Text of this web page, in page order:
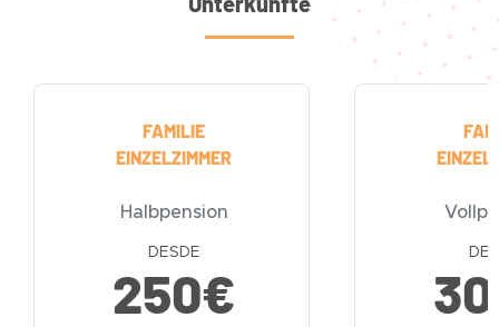
FAMILIE
EINZELZIMMER
Halbpension
DESDE
250€